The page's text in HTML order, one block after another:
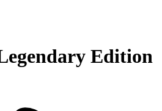
Edition